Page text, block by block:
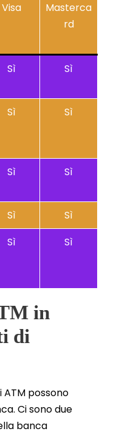
Visa
Masterca
rd
Sì Sì
Sì Sì
Sì Sì
Sì
Sì
Sì Sì
in
di
ATM possono
Ci sono due
banca